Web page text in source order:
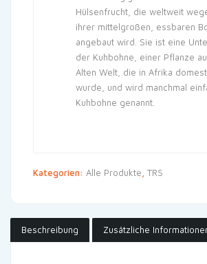
Hülsenfrucht, die weltweit
ihrer mittelgroßen, essbaren
angebaut wird. Sie ist eine
der Kuhbohne, einer Pflanze
Alten Welt, die in Afrika
wurde, und wird manchmal
Kuhbohne genannt.
Kategorien: Alle Produkte, TRS
Beschreibung Zusätzliche